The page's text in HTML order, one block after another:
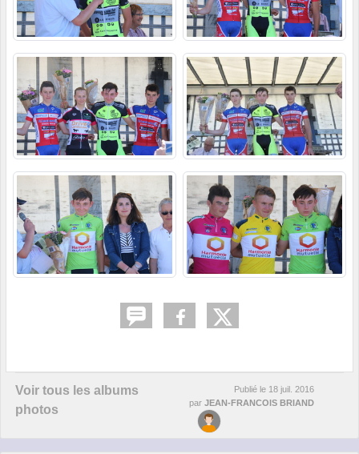
Voir tous les albums
photos
Publié le 18 juil. 2016
par JEAN-FRANCOIS BRIAND